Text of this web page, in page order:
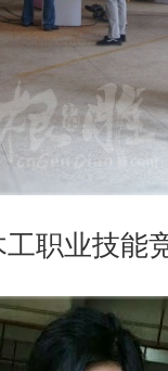
工职业技能